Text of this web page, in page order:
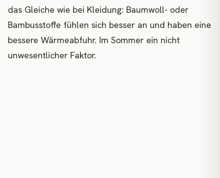
das Gleiche wie bei Kleidung: Baumwoll- oder
Bambusstoffe fühlen sich besser an und haben eine
bessere Wärmeabfuhr. Im Sommer ein nicht
unwesentlicher Faktor.